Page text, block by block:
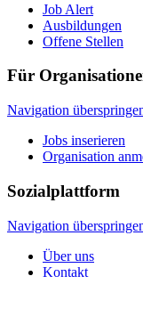
Job Alert
Ausbildungen
Offene Stellen
Für
Navigation
Jobs inserieren
Organisation
Sozialplattform
Navigation
Über uns
Kontakt